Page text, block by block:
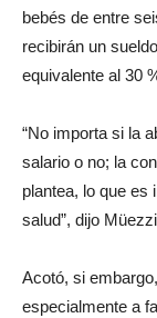
bebés de entre
recibirán un
equivalente al 30
“No importa si la
salario o no; la
plantea, lo que es
salud”, dijo
Acotó, si
especialmente a